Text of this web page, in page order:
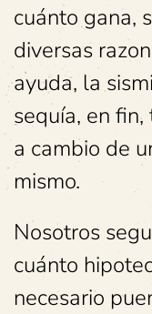
cuánto gana,
diversas
ayuda, la
sequía, en
a cambio de
mismo.
Nosotros
cuánto
necesario